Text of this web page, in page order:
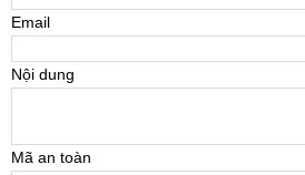
Email
Nội dung
Mã an toàn